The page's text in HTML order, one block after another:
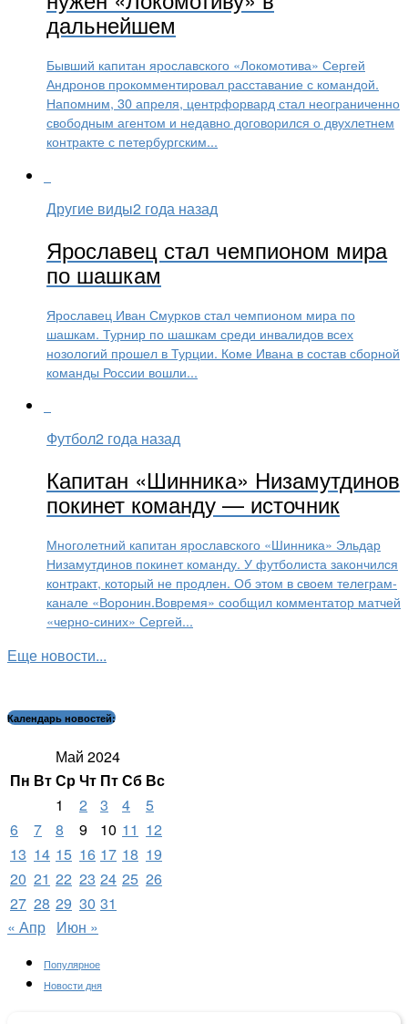
дальнейшем
Бывший капитан ярославского «Локомотива» Сергей
Андронов прокомментировал расставание с командой.
Напомним, 30 апреля, центрфорвард стал неограниченно
свободным агентом и недавно договорился о двухлетнем
контракте с петербургским...
Другие виды2 года назад
Ярославец стал чемпионом мира
по шашкам
Ярославец Иван Смурков стал чемпионом мира по
шашкам. Турнир по шашкам среди инвалидов всех
нозологий прошел в Турции. Коме Ивана в состав сборной
команды России вошли...
Футбол2 года назад
Капитан «Шинника» Низамутдинов
покинет команду — источник
Многолетний капитан ярославского «Шинника» Эльдар
Низамутдинов покинет команду. У футболиста закончился
контракт, который не продлен. Об этом в своем телеграм-
канале «Воронин.Вовремя» сообщил комментатор матчей
«черно-синих» Сергей...
Еще новости...
Календарь новостей:
Май 2024
Пн ВтСрЧт ПтСб Вс
1
2 3 4
5
6
7 8 9 10 11 12
13 14 15 16 17 18 19
20 21 22 23 24 25 26
27 28 29 30 31
« Апр Июн »
Популярное
Новости дня